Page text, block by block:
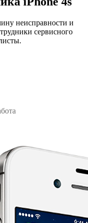
неисправности и
сервисного